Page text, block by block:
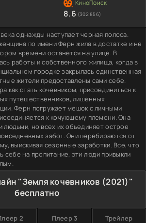
8.6 (302 856)
однажды наступает черная полоса.
по имени Ферн жила в достатке и не
времени останется на улице. В
работы и собственного жилища, когда в
городке закрылась единственная
жители предоставлены сами себе.
как стать кочевником, присоединиться к
путешественников, лишенных
Ферн погружает мешок с личными
к кочующему племени. Она
людьми, но всех их объединяет острое
забот. Они перебираются от
выискивая сезонные заработки. Все, что
себе на пропитание, эти люди привыкли
"Земля кочевников (2021)"
бесплатно
2 Плеер 3 Трейлер